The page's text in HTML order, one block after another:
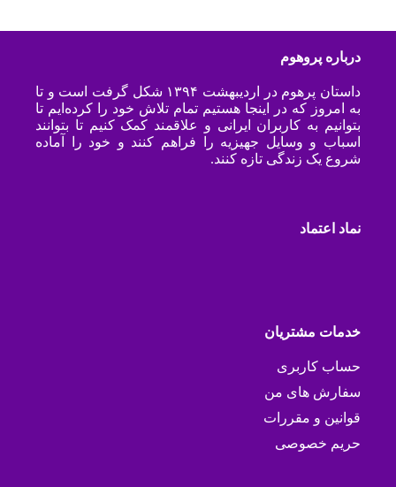
درباره پروهوم
داستان پرهوم در اردیبهشت ۱۳۹۴ شکل گرفت است و تا
به امروز که در اینجا هستیم تمام تلاش خود را کرده‌ایم تا
بتوانیم به کاربران ایرانی و علاقمند کمک کنیم تا بتوانند
اسباب و وسایل جهیزیه را فراهم کنند و خود را آماده
شروع یک زندگی تازه کنند.
نماد اعتماد
خدمات مشتریان
حساب کاربری
سفارش های من
قوانین و مقررات
حریم خصوصی